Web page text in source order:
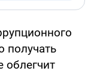
получать
облегчит